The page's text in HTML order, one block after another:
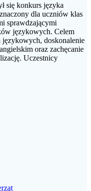
się konkurs języka
dla uczniów klas
sprawdzającymi
językowych. Celem
językowych, doskonalenie
oraz zachęcanie
Uczestnicy